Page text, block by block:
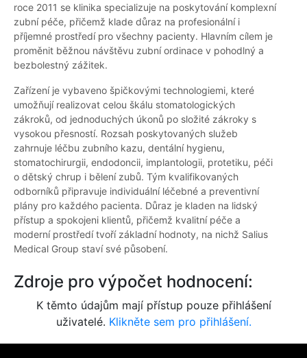
roce 2011 se klinika specializuje na poskytování komplexní
zubní péče, přičemž klade důraz na profesionální i
příjemné prostředí pro všechny pacienty. Hlavním cílem je
proměnit běžnou návštěvu zubní ordinace v pohodlný a
bezbolestný zážitek.
Zařízení je vybaveno špičkovými technologiemi, které
umožňují realizovat celou škálu stomatologických
zákroků, od jednoduchých úkonů po složité zákroky s
vysokou přesností. Rozsah poskytovaných služeb
zahrnuje léčbu zubního kazu, dentální hygienu,
stomatochirurgii, endodoncii, implantologii, protetiku, péči
o dětský chrup i bělení zubů. Tým kvalifikovaných
odborníků připravuje individuální léčebné a preventivní
plány pro každého pacienta. Důraz je kladen na lidský
přístup a spokojeni klientů, přičemž kvalitní péče a
moderní prostředí tvoří základní hodnoty, na nichž Salius
Medical Group staví své působení.
Zdroje pro výpočet hodnocení:
K těmto údajům mají přístup pouze přihlášení
uživatelé. Klikněte sem pro přihlášení.